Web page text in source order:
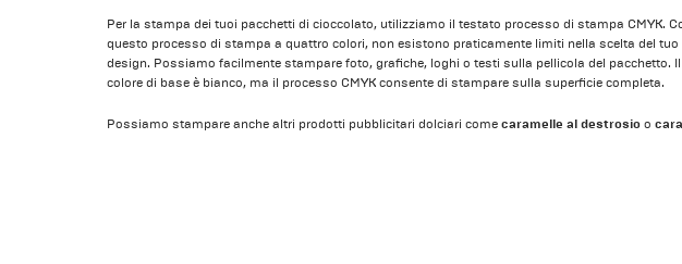
Per la stampa dei tuoi pacchetti di cioccolato, utilizziamo il testato processo di stampa CMYK.
questo processo di stampa a quattro colori, non esistono praticamente limiti nella scelta del tuo
design. Possiamo facilmente stampare foto, grafiche, loghi o testi sulla pellicola del pacchetto. Il
colore di base è bianco, ma il processo CMYK consente di stampare sulla superficie completa.
Possiamo stampare anche altri prodotti pubblicitari dolciari comecaramelle al destrosio o